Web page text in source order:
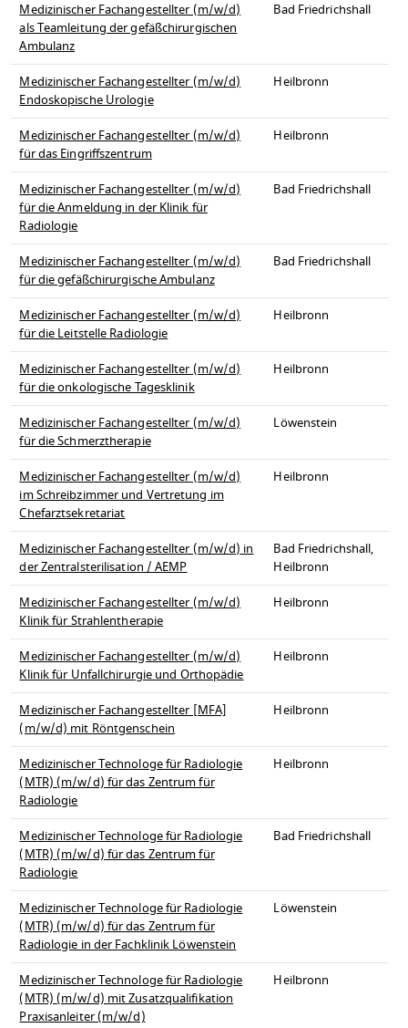
Medizinischer Fachangestellter (m/w/d)
als Teamleitung der gefäßchirurgischen
Ambulanz
Bad Friedrichshall
Medizinischer Fachangestellter (m/w/d)
Endoskopische Urologie
Heilbronn
Medizinischer Fachangestellter (m/w/d)
für das Eingriffszentrum
Heilbronn
Medizinischer Fachangestellter (m/w/d)
für die Anmeldung in der Klinik für
Radiologie
Bad Friedrichshall
Medizinischer Fachangestellter (m/w/d)
für die gefäßchirurgische Ambulanz
Bad Friedrichshall
Medizinischer Fachangestellter (m/w/d)
für die Leitstelle Radiologie
Heilbronn
Medizinischer Fachangestellter (m/w/d)
für die onkologische Tagesklinik
Heilbronn
Medizinischer Fachangestellter (m/w/d)
für die Schmerztherapie
Löwenstein
Medizinischer Fachangestellter (m/w/d)
im Schreibzimmer und Vertretung im
Chefarztsekretariat
Heilbronn
Medizinischer Fachangestellter (m/w/d) in
der Zentralsterilisation / AEMP
Bad Friedrichshall,
Heilbronn
Medizinischer Fachangestellter (m/w/d)
Klinik für Strahlentherapie
Heilbronn
Medizinischer Fachangestellter (m/w/d)
Klinik für Unfallchirurgie und Orthopädie
Heilbronn
Medizinischer Fachangestellter [MFA]
(m/w/d) mit Röntgenschein
Heilbronn
Medizinischer Technologe für Radiologie
(MTR) (m/w/d) für das Zentrum für
Radiologie
Heilbronn
Medizinischer Technologe für Radiologie
(MTR) (m/w/d) für das Zentrum für
Radiologie
Bad Friedrichshall
Medizinischer Technologe für Radiologie
(MTR) (m/w/d) für das Zentrum für
Radiologie in der Fachklinik Löwenstein
Löwenstein
Medizinischer Technologe für Radiologie
(MTR) (m/w/d) mit Zusatzqualifikation
Praxisanleiter (m/w/d)
Heilbronn